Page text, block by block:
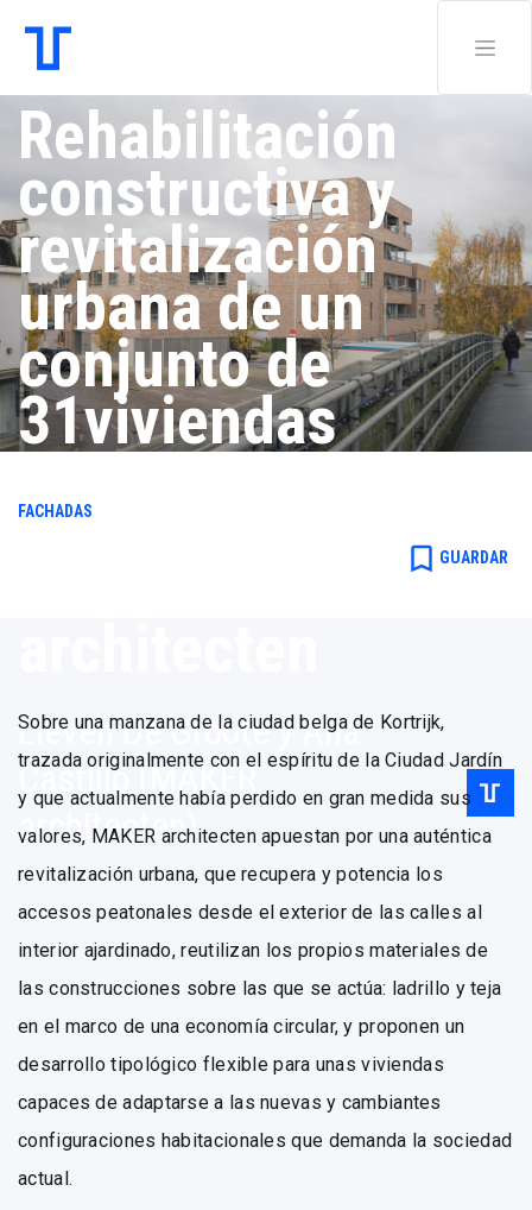
Rehabilitación
constructiva y
revitalización
urbana de un
conjunto de
31viviendas
sociales en
Bélgica por
Lieven De Groote y Ana
Castillo (MAKER
architecten)
FACHADAS
bookmark_border GUARDAR
Sobre una manzana de la ciudad belga de Kortrijk,
trazada originalmente con el espíritu de la Ciudad Jardín
y que actualmente había perdido en gran medida sus
valores, MAKER architecten apuestan por una auténtica
revitalización urbana, que recupera y potencia los
accesos peatonales desde el exterior de las calles al
interior ajardinado, reutilizan los propios materiales de
las construcciones sobre las que se actúa: ladrillo y teja
en el marco de una economía circular, y proponen un
desarrollo tipológico flexible para unas viviendas
capaces de adaptarse a las nuevas y cambiantes
configuraciones habitacionales que demanda la sociedad
actual.